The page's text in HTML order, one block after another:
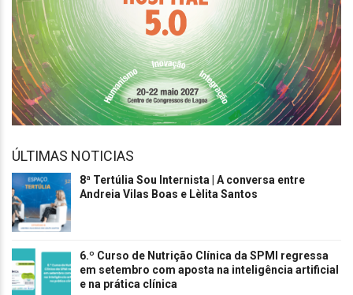
ÚLTIMAS NOTICIAS
8ª Tertúlia Sou Internista | A conversa entre
Andreia Vilas Boas e Lèlita Santos
6.º Curso de Nutrição Clínica da SPMI regressa
em setembro com aposta na inteligência artificial
e na prática clínica